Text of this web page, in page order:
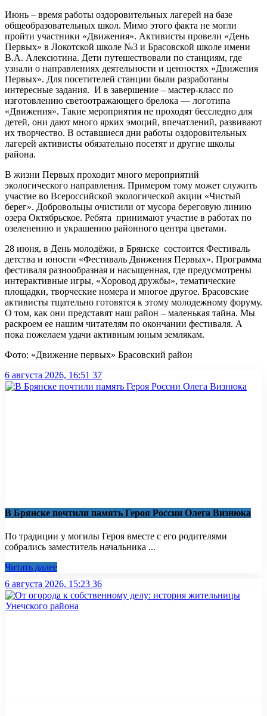
Июнь – время работы оздоровительных лагерей на базе
общеобразовательных школ. Мимо этого факта не могли
пройти участники «Движения». Активисты провели «День
Первых» в Локотской школе №3 и Брасовской школе имени
В.А. Алексютина. Дети путешествовали по станциям, где
узнали о направлениях деятельности и ценностях «Движения
Первых». Для посетителей станции были разработаны
интересные задания. И в завершение – мастер-класс по
изготовлению светоотражающего брелока — логотипа
«Движения». Такие мероприятия не проходят бесследно для
детей, они дают много ярких эмоций, впечатлений, развивают
их творчество. В оставшиеся дни работы оздоровительных
лагерей активисты обязательно посетят и другие школы
района.
В жизни Первых проходит много мероприятий
экологического направления. Примером тому может служить
участие во Всероссийской экологической акции «Чистый
берег». Добровольцы очистили от мусора береговую линию
озера Октябрьское. Ребята принимают участие в работах по
озеленению и украшению районного центра цветами.
28 июня, в День молодёжи, в Брянске состоится Фестиваль
детства и юности «Фестиваль Движения Первых». Программа
фестиваля разнообразная и насыщенная, где предусмотрены
интерактивные игры, «Хоровод дружбы», тематические
площадки, творческие номера и многое другое. Брасовские
активисты тщательно готовятся к этому молодежному форуму.
О том, как они представят наш район – маленькая тайна. Мы
раскроем ее нашим читателям по окончании фестиваля. А
пока пожелаем удачи активным юным землякам.
Фото: «Движение первых» Брасовский район
6 августа 2026, 16:51 37
В Брянске почтили память Героя России Олега Визнюка
По традиции у могилы Героя вместе с его родителями
собрались заместитель начальника ...
Читать далее
6 августа 2026, 15:23 36